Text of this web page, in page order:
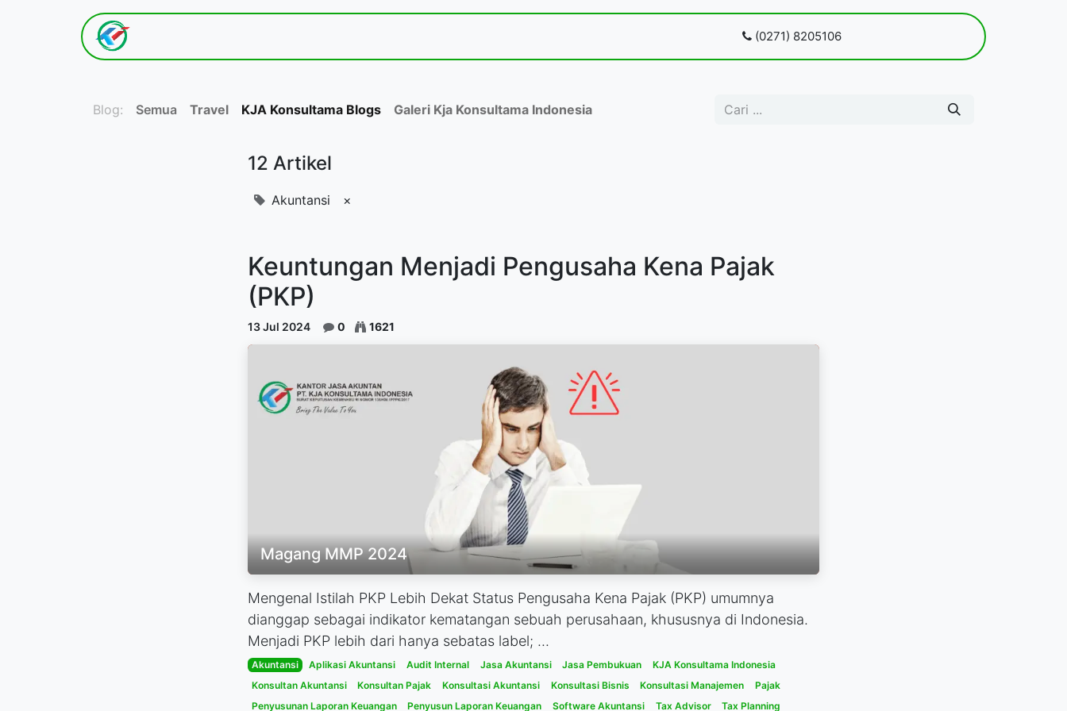
Blog Pendaftaran
(0271) 8205106
Blog: Semua Travel KJA Konsultama Blogs Galeri Kja Konsultama Indonesia
12 Artikel
Akuntansi ×
Keuntungan Menjadi Pengusaha Kena Pajak
(PKP)
13 Jul 2024 0 1621
Magang MMP 2024
Mengenal Istilah PKP Lebih Dekat Status Pengusaha Kena Pajak (PKP) umumnya
dianggap sebagai indikator kematangan sebuah perusahaan, khususnya di Indonesia.
Menjadi PKP lebih dari hanya sebatas label; ...
Akuntansi Aplikasi Akuntansi Audit Internal Jasa Akuntansi Jasa Pembukuan
KJA Konsultama Indonesia
Konsultan Akuntansi
Konsultan Pajak Konsultasi Akuntansi Konsultasi Bisnis Konsultasi Manajemen
Pajak
Penyusunan Laporan Keuangan
Penyusun Laporan Keuangan Software Akuntansi Tax Advisor Tax Planning